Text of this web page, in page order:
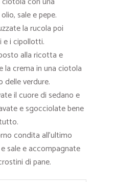
sale e pepe.
la rucola poi
e i cipollotti.
alla ricotta e
la crema in una ciotola
delle verdure.
il cuore di sedano e
e sgocciolate bene
condita all’ultimo
sale e accompagnate
di pane.